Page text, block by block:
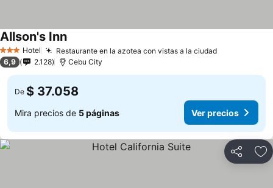
3 Estrellas
Hotel Restaurante en la azotea con vistas a la ciudad
Allson's Inn
6,9 2.128 Cebu City
De $ 37.058
Mira precios de 5 páginas Ver precios
Compartir